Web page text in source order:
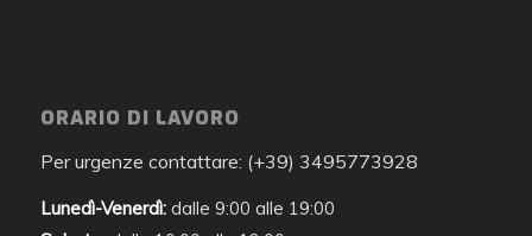
ORARIO DI LAVORO
Per urgenze contattare: (+39) 3495773928
Lunedì-Venerdì: dalle 9:00 alle 19:00